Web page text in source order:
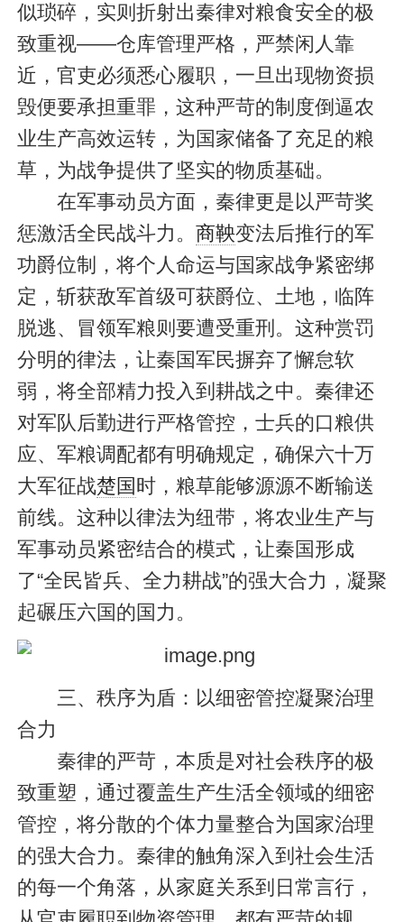
似琐碎，实则折射出秦律对粮食安全的极
致重视——仓库管理严格，严禁闲人靠
近，官吏必须悉心履职，一旦出现物资损
毁便要承担重罪，这种严苛的制度倒逼农
业生产高效运转，为国家储备了充足的粮
草，为战争提供了坚实的物质基础。
在军事动员方面，秦律更是以严苛奖
惩激活全民战斗力。 商鞅变法后推行的军
功爵位制，将个人命运与国家战争紧密绑
定，斩获敌军首级可获爵位、土地，临阵
脱逃、冒领军粮则要遭受重刑。这种赏罚
分明的律法，让秦国军民摒弃了懈怠软
弱，将全部精力投入到耕战之中。秦律还
对军队后勤进行严格管控，士兵的口粮供
应、军粮调配都有明确规定，确保六十万
大军征战楚国时，粮草能够源源不断输送
前线。这种以律法为纽带，将农业生产与
军事动员紧密结合的模式，让秦国形成
了“全民皆兵、全力耕战”的强大合力，凝聚
起碾压六国的国力。
三、秩序为盾：以细密管控凝聚治理
合力
秦律的严苛，本质是对社会秩序的极
致重塑，通过覆盖生产生活全领域的细密
管控，将分散的个体力量整合为国家治理
的强大合力。秦律的触角深入到社会生活
的每一个角落，从家庭关系到日常言行，